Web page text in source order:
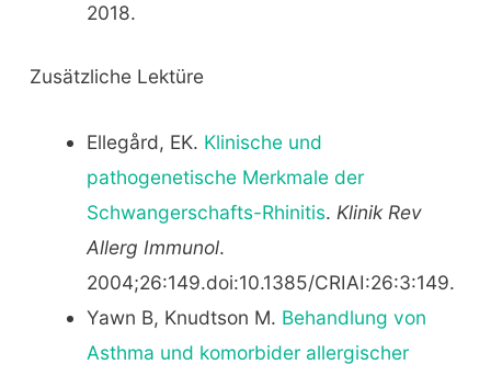
2018.
Zusätzliche Lektüre
Ellegård, EK. Klinische und
pathogenetische Merkmale der
Schwangerschafts-Rhinitis. Klinik Rev
Allerg Immunol.
2004;26:149.doi:10.1385/CRIAI:26:3:149.
Yawn B, Knudtson M. Behandlung von
Asthma und komorbider allergischer